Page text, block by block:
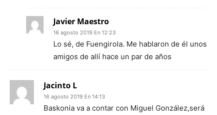
Javier Maestro
16 agosto 2019 En 12:23
Lo sé, de Fuengirola. Me hablaron de él unos
amigos de allí hace un par de años
Jacinto L
16 agosto 2019 En 14:13
Baskonia va a contar con Miguel González,será